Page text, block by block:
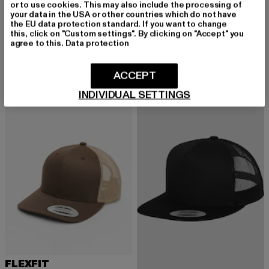
URBAN CLASSICS
Extended Shoulder
11,99 EUR
Derzeitiger Preis: 11,99 EUR
14,99 EURAktionspreis: 14,99 EUR
FLEXFIT
Classic
FLEXFIT
-20%
or to use cookies. This may also include the processing of
your data in the USA or other countries which do not have
the EU data protection standard. If you want to change
this, click on "Custom settings". By clicking on "Accept" you
agree to this. Data protection
INDIVIDUAL SETTINGS
ACCEPT